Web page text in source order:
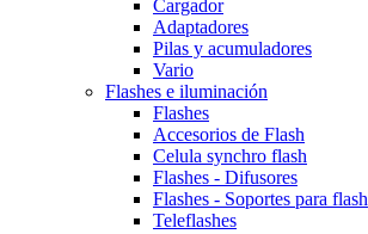
Cargador
Adaptadores
Pilas y acumuladores
Vario
Flashes e iluminación
Flashes
Accesorios de Flash
Celula synchro flash
Flashes - Difusores
Flashes - Soportes para flash
Teleflashes